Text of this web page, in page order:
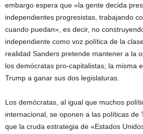
embargo espera que «la gente decida
independientes progresistas, trabajando
cuando puedan», es decir, no
independiente como voz política de la
realidad Sanders pretende mantener a la
los demócratas pro-capitalistas; la misma
Trump a ganar sus dos legislaturas.
Los demócratas, al igual que muchos
internacional, se oponen a las políticas de
que la cruda estrategia de «Estados